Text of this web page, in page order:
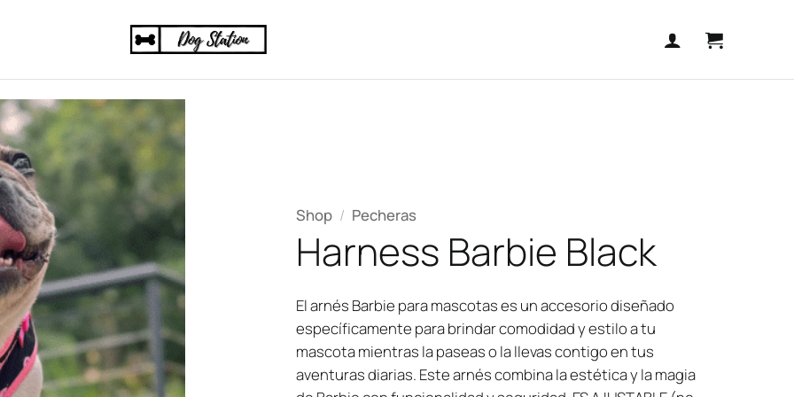
Shop / Pecheras
Harness Barbie Black
El arnés Barbie para mascotas es un accesorio diseñado
específicamente para brindar comodidad y estilo a tu
mascota mientras la paseas o la llevas contigo en tus
aventuras diarias. Este arnés combina la estética y la magia